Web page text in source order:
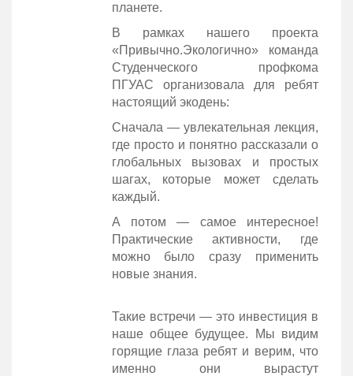
планете.
В рамках нашего проекта
«Привычно.Экологично» команда
Студенческого профкома
ПГУАС организовала для ребят
настоящий экодень:
Сначала — увлекательная лекция,
где просто и понятно рассказали о
глобальных вызовах и простых
шагах, которые может сделать
каждый.
А потом — самое интересное!
Практические активности, где
можно было сразу применить
новые знания.
Такие встречи — это инвестиция в
наше общее будущее. Мы видим
горящие глаза ребят и верим, что
именно они вырастут